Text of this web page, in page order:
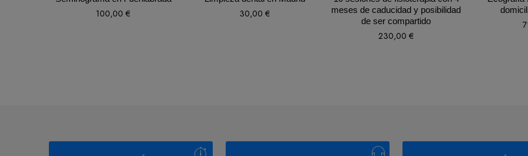
100,00 € 30,00 €
meses de caducidad y posibilidad
de ser compartido
230,00 €